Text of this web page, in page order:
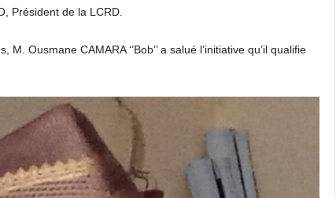
Président de la LCRD.
Ousmane CAMARA ‘’Bob’’ a salué l’initiative qu’il qualifie